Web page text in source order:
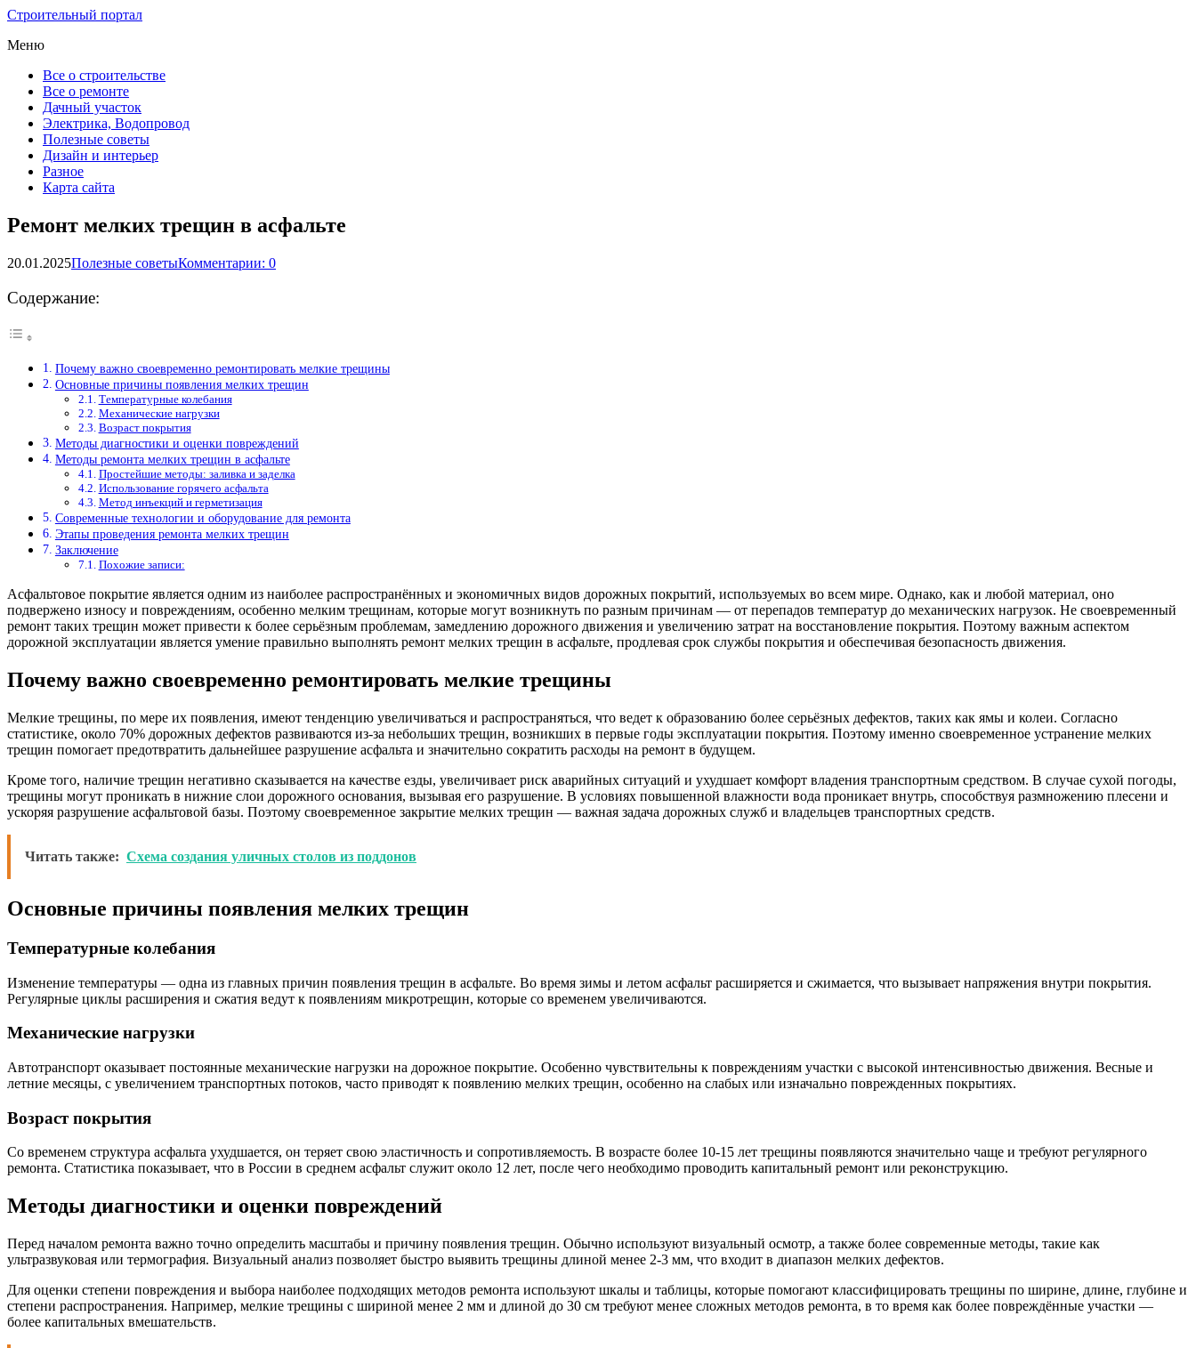
Строительный портал
Меню
Все о строительстве
Все о ремонте
Дачный участок
Электрика, Водопровод
Полезные советы
Дизайн и интерьер
Разное
Карта сайта
Ремонт мелких трещин в асфальте
20.01.2025Полезные советыКомментарии: 0
Содержание:
Почему важно своевременно ремонтировать мелкие трещины
Основные причины появления мелких трещин
Температурные колебания
Механические нагрузки
Возраст покрытия
Методы диагностики и оценки повреждений
Методы ремонта мелких трещин в асфальте
Простейшие методы: заливка и заделка
Использование горячего асфальта
Метод инъекций и герметизация
Современные технологии и оборудование для ремонта
Этапы проведения ремонта мелких трещин
Заключение
Похожие записи:
Асфальтовое покрытие является одним из наиболее распространённых и экономичных видов дорожных покрытий, используемых во всем мире. Однако, как и любой материал, оно
подвержено износу и повреждениям, особенно мелким трещинам, которые могут возникнуть по разным причинам — от перепадов температур до механических нагрузок. Не своевременный
ремонт таких трещин может привести к более серьёзным проблемам, замедлению дорожного движения и увеличению затрат на восстановление покрытия. Поэтому важным аспектом
дорожной эксплуатации является умение правильно выполнять ремонт мелких трещин в асфальте, продлевая срок службы покрытия и обеспечивая безопасность движения.
Почему важно своевременно ремонтировать мелкие трещины
Мелкие трещины, по мере их появления, имеют тенденцию увеличиваться и распространяться, что ведет к образованию более серьёзных дефектов, таких как ямы и колеи. Согласно
статистике, около 70% дорожных дефектов развиваются из-за небольших трещин, возникших в первые годы эксплуатации покрытия. Поэтому именно своевременное устранение мелких
трещин помогает предотвратить дальнейшее разрушение асфальта и значительно сократить расходы на ремонт в будущем.
Кроме того, наличие трещин негативно сказывается на качестве езды, увеличивает риск аварийных ситуаций и ухудшает комфорт владения транспортным средством. В случае сухой погоды,
трещины могут проникать в нижние слои дорожного основания, вызывая его разрушение. В условиях повышенной влажности вода проникает внутрь, способствуя размножению плесени и
ускоряя разрушение асфальтовой базы. Поэтому своевременное закрытие мелких трещин — важная задача дорожных служб и владельцев транспортных средств.
Читать также: Схема создания уличных столов из поддонов
Основные причины появления мелких трещин
Температурные колебания
Изменение температуры — одна из главных причин появления трещин в асфальте. Во время зимы и летом асфальт расширяется и сжимается, что вызывает напряжения внутри покрытия.
Регулярные циклы расширения и сжатия ведут к появлениям микротрещин, которые со временем увеличиваются.
Механические нагрузки
Автотранспорт оказывает постоянные механические нагрузки на дорожное покрытие. Особенно чувствительны к повреждениям участки с высокой интенсивностью движения. Весные и
летние месяцы, с увеличением транспортных потоков, часто приводят к появлению мелких трещин, особенно на слабых или изначально поврежденных покрытиях.
Возраст покрытия
Со временем структура асфальта ухудшается, он теряет свою эластичность и сопротивляемость. В возрасте более 10-15 лет трещины появляются значительно чаще и требуют регулярного
ремонта. Статистика показывает, что в России в среднем асфальт служит около 12 лет, после чего необходимо проводить капитальный ремонт или реконструкцию.
Методы диагностики и оценки повреждений
Перед началом ремонта важно точно определить масштабы и причину появления трещин. Обычно используют визуальный осмотр, а также более современные методы, такие как
ультразвуковая или термография. Визуальный анализ позволяет быстро выявить трещины длиной менее 2-3 мм, что входит в диапазон мелких дефектов.
Для оценки степени повреждения и выбора наиболее подходящих методов ремонта используют шкалы и таблицы, которые помогают классифицировать трещины по ширине, длине, глубине и
степени распространения. Например, мелкие трещины с шириной менее 2 мм и длиной до 30 см требуют менее сложных методов ремонта, в то время как более повреждённые участки —
более капитальных вмешательств.